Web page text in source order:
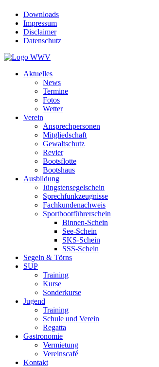
Downloads
Impressum
Disclaimer
Datenschutz
Aktuelles
News
Termine
Fotos
Wetter
Verein
Ansprechpersonen
Mitgliedschaft
Gewaltschutz
Revier
Bootsflotte
Bootshaus
Ausbildung
Jüngstensegelschein
Sprechfunkzeugnisse
Fachkundenachweis
Sportbootführerschein
Binnen-Schein
See-Schein
SKS-Schein
SSS-Schein
Segeln & Törns
SUP
Training
Kurse
Sonderkurse
Jugend
Training
Schule und Verein
Regatta
Gastronomie
Vermietung
Vereinscafé
Kontakt